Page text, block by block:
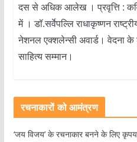
दस से अधिक आलेख । प्रवृत्ति :
में । डॉ.सर्वेपल्लि राधाकृष्णन
नेशनल एक्शलेन्सी अवार्ड। वेदना
साहित्य सम्मान।
रचनाकारों को आमंत्रण
‘जय विजय’ के रचनाकार बनने के लिए